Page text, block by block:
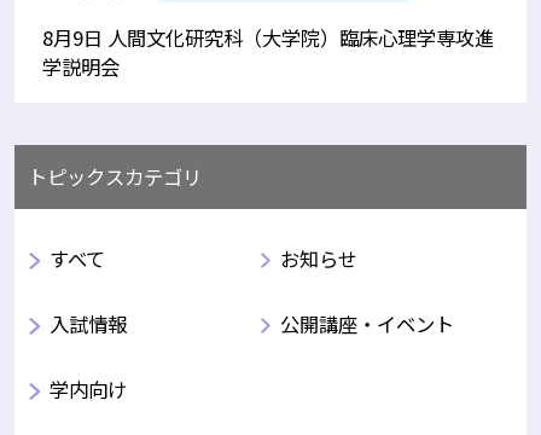
8月9日 人間文化研究科（大学院）臨床心理学専攻進
学説明会
トピックスカテゴリ
すべて お知らせ
入試情報 公開講座・イベント
学内向け